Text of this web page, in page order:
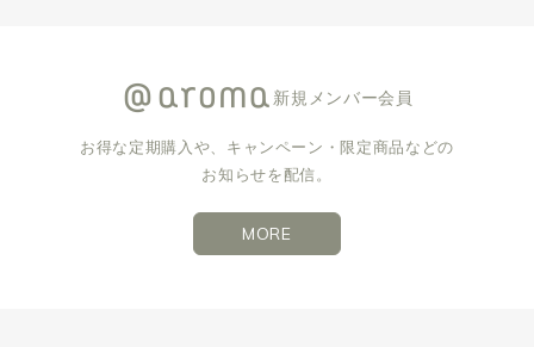
新規メンバー会員
お得な定期購入や、キャンペーン・限定商品などの
お知らせを配信。
MORE